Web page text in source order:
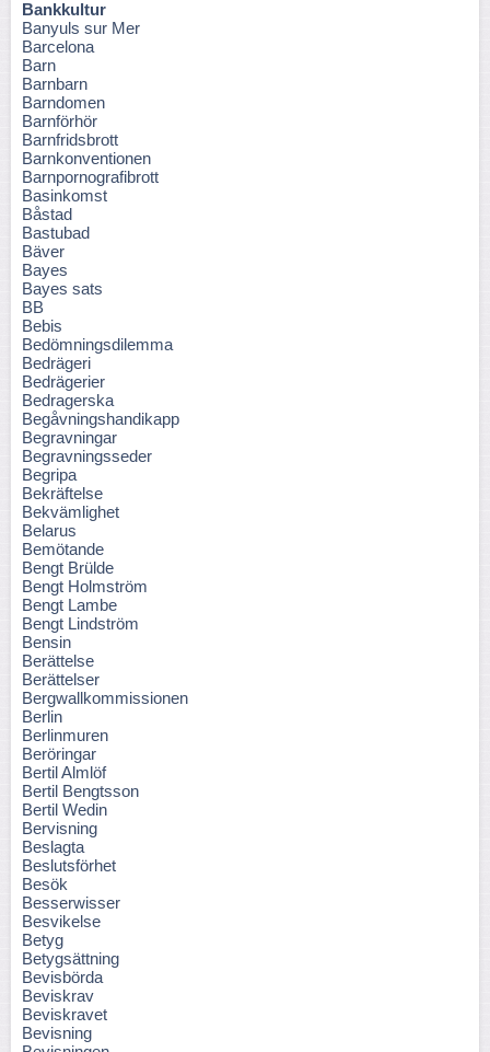
Bankkultur
Banyuls sur Mer
Barcelona
Barn
Barnbarn
Barndomen
Barnförhör
Barnfridsbrott
Barnkonventionen
Barnpornografibrott
Basinkomst
Båstad
Bastubad
Bäver
Bayes
Bayes sats
BB
Bebis
Bedömningsdilemma
Bedrägeri
Bedrägerier
Bedragerska
Begåvningshandikapp
Begravningar
Begravningsseder
Begripa
Bekräftelse
Bekvämlighet
Belarus
Bemötande
Bengt Brülde
Bengt Holmström
Bengt Lambe
Bengt Lindström
Bensin
Berättelse
Berättelser
Bergwallkommissionen
Berlin
Berlinmuren
Beröringar
Bertil Almlöf
Bertil Bengtsson
Bertil Wedin
Bervisning
Beslagta
Beslutsförhet
Besök
Besserwisser
Besvikelse
Betyg
Betygsättning
Bevisbörda
Beviskrav
Beviskravet
Bevisning